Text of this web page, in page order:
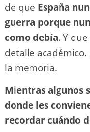
de que España
guerra porque
como debía. Y
detalle
la memoria.
Mientras algunos
donde les
recordar cuándo